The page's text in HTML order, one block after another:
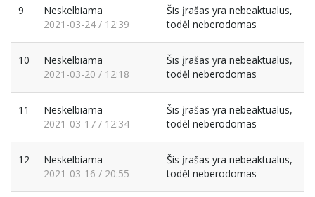
9
Neskelbiama
2021-03-24 / 12:39
Šis įrašas yra nebeaktualus,
todėl neberodomas
10
Neskelbiama
2021-03-20 / 12:18
Šis įrašas yra nebeaktualus,
todėl neberodomas
11
Neskelbiama
2021-03-17 / 12:34
Šis įrašas yra nebeaktualus,
todėl neberodomas
12
Neskelbiama
2021-03-16 / 20:55
Šis įrašas yra nebeaktualus,
todėl neberodomas